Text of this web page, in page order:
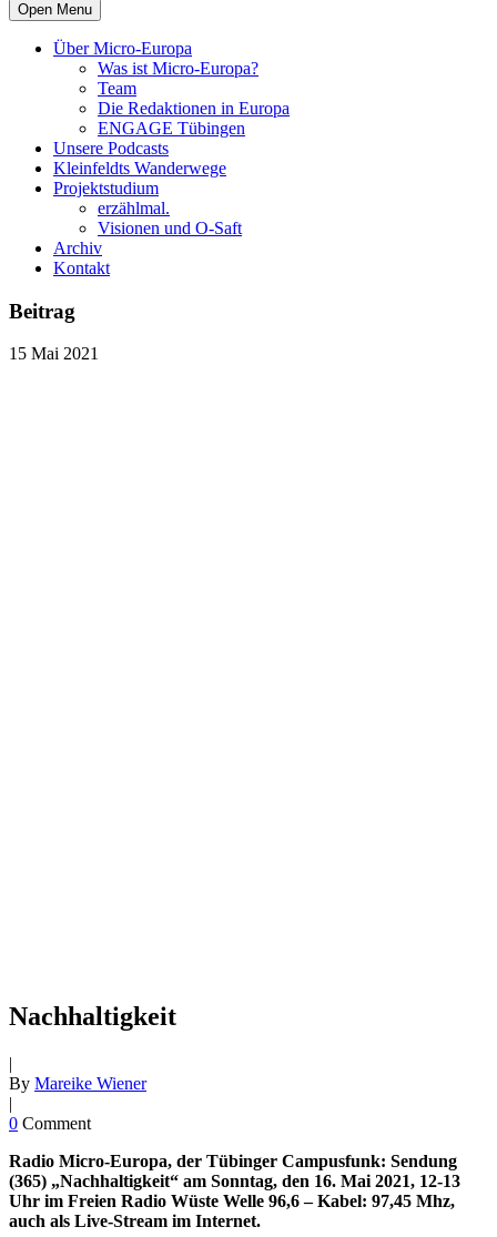
Open Menu
Über Micro-Europa
Was ist Micro-Europa?
Team
Die Redaktionen in Europa
ENGAGE Tübingen
Unsere Podcasts
Kleinfeldts Wanderwege
Projektstudium
erzählmal.
Visionen und O-Saft
Archiv
Kontakt
Beitrag
15 Mai 2021
Nachhaltigkeit
|
By Mareike Wiener
|
0 Comment
Radio Micro-Europa, der Tübinger Campusfunk: Sendung
(365) „Nachhaltigkeit“ am Sonntag, den 16. Mai 2021, 12-13
Uhr im Freien Radio Wüste Welle 96,6 – Kabel: 97,45 Mhz,
auch als Live-Stream im Internet.